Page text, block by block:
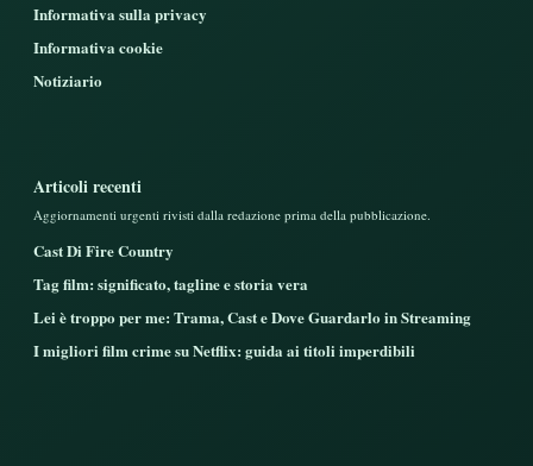
Informativa sulla privacy
Informativa cookie
Notiziario
Articoli recenti
Aggiornamenti urgenti rivisti dalla redazione prima della pubblicazione.
Cast Di Fire Country
Tag film: significato, tagline e storia vera
Lei è troppo per me: Trama, Cast e Dove Guardarlo in Streaming
I migliori film crime su Netflix: guida ai titoli imperdibili